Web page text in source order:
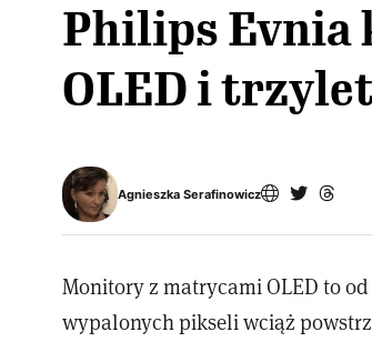
Philips Evnia
OLED i
Agnieszka Serafinowicz
Monitory z matrycami OLED to
wypalonych pikseli wciąż